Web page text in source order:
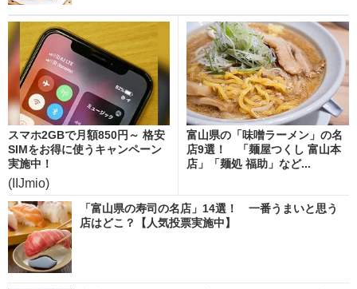
スマホ2GBで月額850円～ 格安
SIMをお得に使うキャンペーン
実施中！
(IIJmio)
富山県の「味噌ラーメン」の名
店9選！ 「麺屋つくし 富山本
店」「麺処 福助」など...
「富山県の寿司の名店」14選！ 一番うまいと思う
店はどこ？【人気投票実施中】